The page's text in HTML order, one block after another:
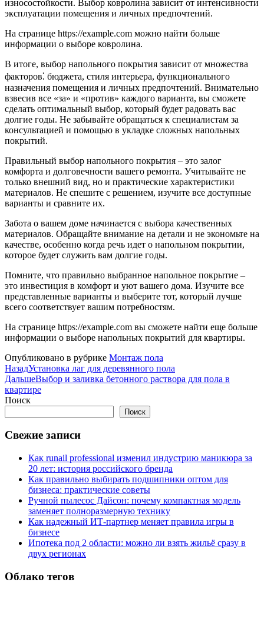
износостойкости. Выбор ковролина зависит от интенсивности
эксплуатации помещения и личных предпочтений.
На странице https://example.com можно найти больше
информации о выборе ковролина.
В итоге, выбор напольного покрытия зависит от множества
факторов⁚ бюджета, стиля интерьера, функционального
назначения помещения и личных предпочтений. Внимательно
взвесив все «за» и «против» каждого варианта, вы сможете
сделать оптимальный выбор, который будет радовать вас
долгие годы. Не забывайте обращаться к специалистам за
консультацией и помощью в укладке сложных напольных
покрытий.
Правильный выбор напольного покрытия – это залог
комфорта и долговечности вашего ремонта. Учитывайте не
только внешний вид, но и практические характеристики
материалов. Не спешите с решением, изучите все доступные
варианты и сравните их.
Забота о вашем доме начинается с выбора качественных
материалов. Обращайте внимание на детали и не экономьте на
качестве, особенно когда речь идет о напольном покрытии,
которое будет служить вам долгие годы.
Помните, что правильно выбранное напольное покрытие –
это инвестиция в комфорт и уют вашего дома. Изучите все
представленные варианты и выберите тот, который лучше
всего соответствует вашим потребностям.
На странице https://example.com вы сможете найти еще больше
информации о выборе напольных покрытий для квартиры.
Опубликовано в рубрике Монтаж пола
НазадУстановка лаг для деревянного пола
ДальшеВыбор и заливка бетонного раствора для пола в
квартире
Поиск
Поиск
Свежие записи
Как runail professional изменил индустрию маникюра за
20 лет: история российского бренда
Как правильно выбирать подшипники оптом для
бизнеса: практические советы
Ручной пылесос Дайсон: почему компактная модель
заменяет полноразмерную технику
Как надежный ИТ-партнер меняет правила игры в
бизнесе
Ипотека под 2 области: можно ли взять жильё сразу в
двух регионах
Облако тегов